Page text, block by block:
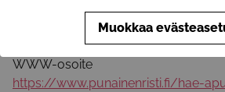
digitaalinenturvatalo@redcross.fi
Puhelinnumero
+358981955360
WWW-osoite
https://www.punainenristi.fi/hae-
Muokkaa